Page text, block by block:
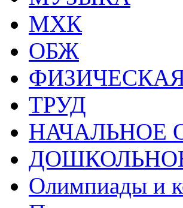
МХК
ОБЖ
ТРУД
НАЧАЛЬНОЕ
Олимпиады и